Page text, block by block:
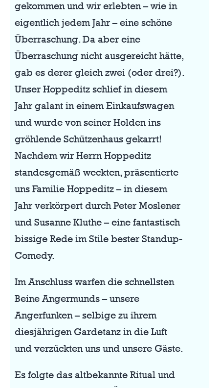
gekommen und wir erlebten – wie in
eigentlich jedem Jahr – eine schöne
Überraschung. Da aber eine
Überraschung nicht ausgereicht hätte,
gab es derer gleich zwei (oder drei?).
Unser Hoppeditz schlief in diesem
Jahr galant in einem Einkaufswagen
und wurde von seiner Holden ins
gröhlende Schützenhaus gekarrt!
Nachdem wir Herrn Hoppeditz
standesgemäß weckten, präsentierte
uns Familie Hoppeditz – in diesem
Jahr verkörpert durch Peter Moslener
und Susanne Kluthe – eine fantastisch
bissige Rede im Stile bester Standup-
Comedy.
Im Anschluss warfen die schnellsten
Beine Angermunds – unsere
Angerfunken – selbige zu ihrem
diesjährigen Gardetanz in die Luft
und verzückten uns und unsere Gäste.
Es folgte das altbekannte Ritual und